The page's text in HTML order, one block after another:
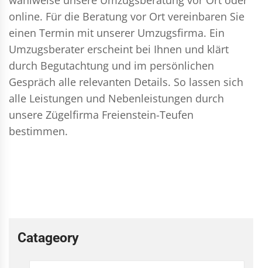
online. Für die Beratung vor Ort vereinbaren Sie
einen Termin mit unserer Umzugsfirma. Ein
Umzugsberater erscheint bei Ihnen und klärt
durch Begutachtung und im persönlichen
Gespräch alle relevanten Details. So lassen sich
alle Leistungen und Nebenleistungen durch
unsere Zügelfirma Freienstein-Teufen
bestimmen.
Catageory